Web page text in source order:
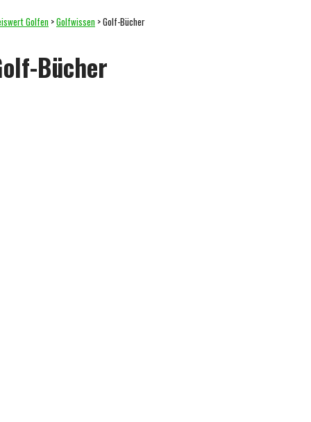
Golfen >Golfwissen >Golf-Bücher
Bücher